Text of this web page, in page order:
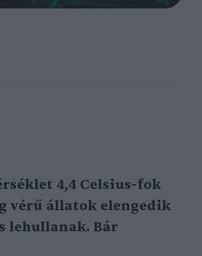
4,4 Celsius-fok
vérű állatok elengedik
lehullanak. Bár